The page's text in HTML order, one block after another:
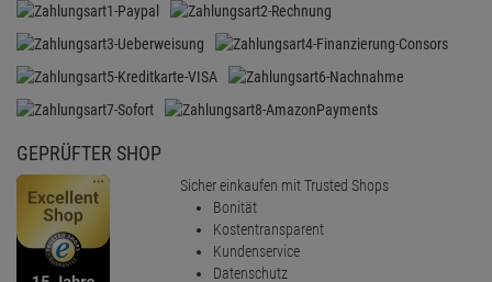
GEPRÜFTER SHOP
Sicher einkaufen mit Trusted Shops
Bonität
Kostentransparent
Kundenservice
Datenschutz